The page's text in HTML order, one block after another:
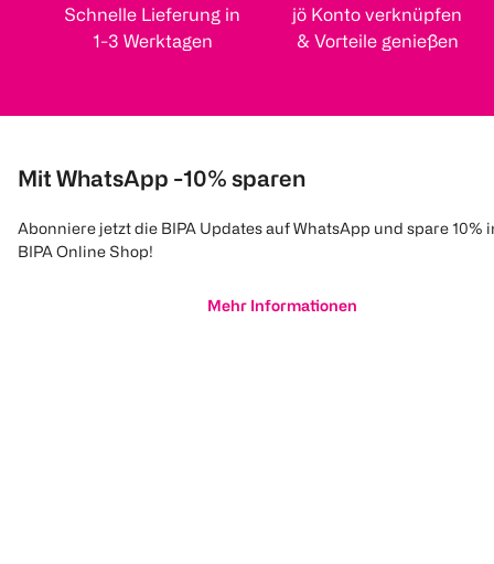
Schnelle Lieferung in
1-3 Werktagen
jö Konto verknüpfen
& Vorteile genießen
Mit WhatsApp -10% sparen
Abonniere jetzt die BIPA Updates auf WhatsApp und spare 10%
BIPA Online Shop!
Mehr Informationen